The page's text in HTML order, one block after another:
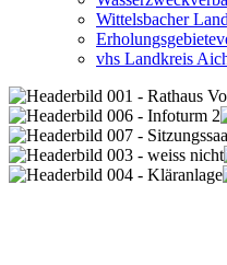
Wittelsbacher Land
vhs Landkreis